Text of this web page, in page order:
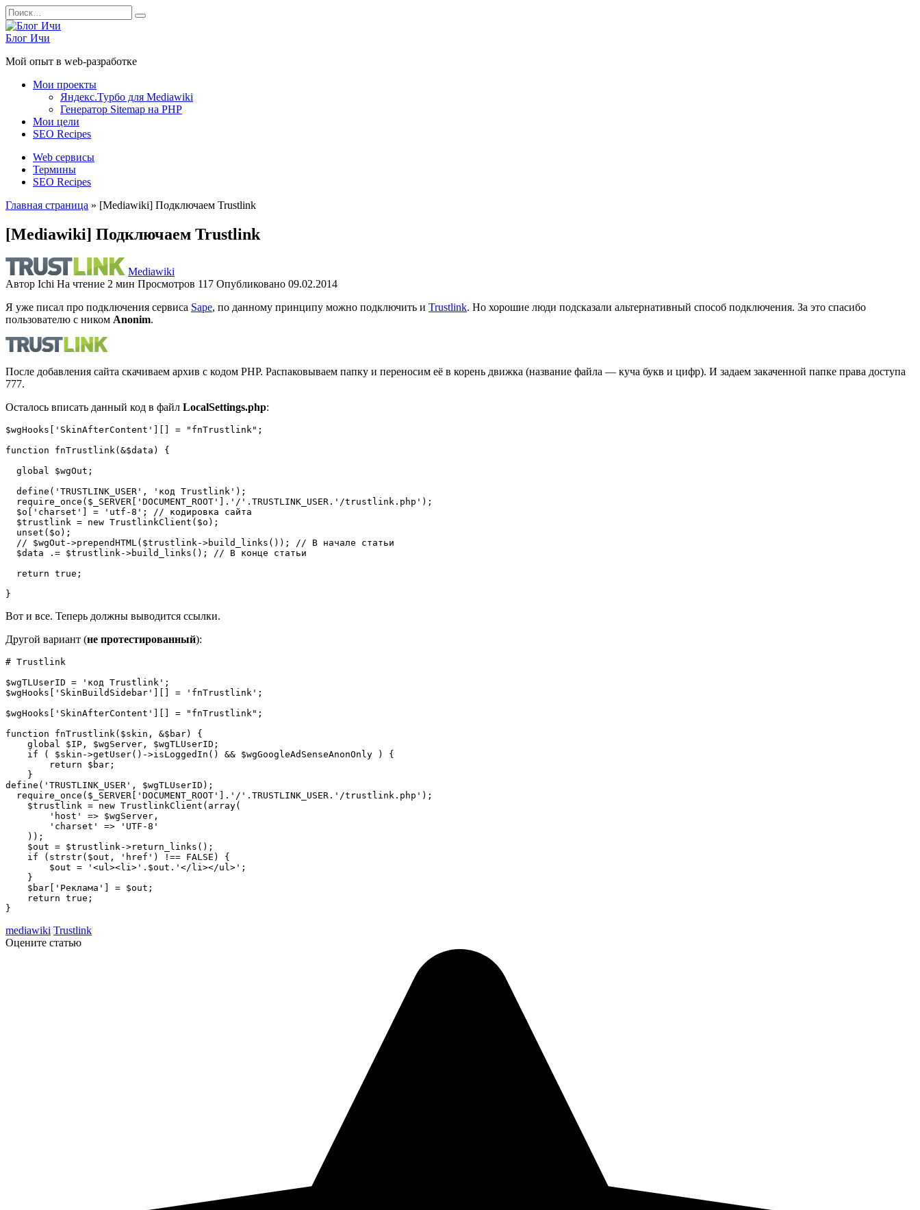
Перейти
к
содержанию
Search
for:
Блог Ичи
Мой опыт в web-разработке
Мои проекты
Яндекс.Турбо для Mediawiki
Генератор Sitemap на PHP
Мои цели
SEO Recipes
Web сервисы
Термины
SEO Recipes
Главная страница » [Mediawiki] Подключаем Trustlink
[Mediawiki] Подключаем Trustlink
Mediawiki
Автор Ichi На чтение 2 мин Просмотров 117 Опубликовано 09.02.2014
Я уже писал про подключения сервиса Sape, по данному принципу можно подключить и Trustlink. Но хорошие люди подсказали альтернативный способ подключения. За это спасибо
пользователю с ником Anonim.
После добавления сайта скачиваем архив с кодом PHP. Распаковываем папку и переносим её в корень движка (название файла — куча букв и цифр). И задаем закаченной папке права доступа
777.
Осталось вписать данный код в файл LocalSettings.php:
$wgHooks['SkinAfterContent'][] = "fnTrustlink";
function fnTrustlink(&$data) {
  global $wgOut;
  define('TRUSTLINK_USER', 'код Trustlink');
  require_once($_SERVER['DOCUMENT_ROOT'].'/'.TRUSTLINK_USER.'/trustlink.php');
  $o['charset'] = 'utf-8'; // кодировка сайта
  $trustlink = new TrustlinkClient($o);
  unset($o);
  // $wgOut->prependHTML($trustlink->build_links()); // В начале статьи
  $data .= $trustlink->build_links(); // В конце статьи
  return true;
}
Вот и все. Теперь должны выводится ссылки.
Другой вариант (не протестированный):
# Trustlink
$wgTLUserID = 'код Trustlink';
$wgHooks['SkinBuildSidebar'][] = 'fnTrustlink';
$wgHooks['SkinAfterContent'][] = "fnTrustlink";
function fnTrustlink($skin, &$bar) {
    global $IP, $wgServer, $wgTLUserID;
    if ( $skin->getUser()->isLoggedIn() && $wgGoogleAdSenseAnonOnly ) {
        return $bar;
    }
define('TRUSTLINK_USER', $wgTLUserID);
  require_once($_SERVER['DOCUMENT_ROOT'].'/'.TRUSTLINK_USER.'/trustlink.php');
    $trustlink = new TrustlinkClient(array(
        'host' => $wgServer,
        'charset' => 'UTF-8'
    ));
    $out = $trustlink->return_links();
    if (strstr($out, 'href') !== FALSE) {
        $out = '<ul><li>'.$out.'</li></ul>';
    }
    $bar['Реклама'] = $out;
    return true;
}
mediawiki Trustlink
Оцените статью